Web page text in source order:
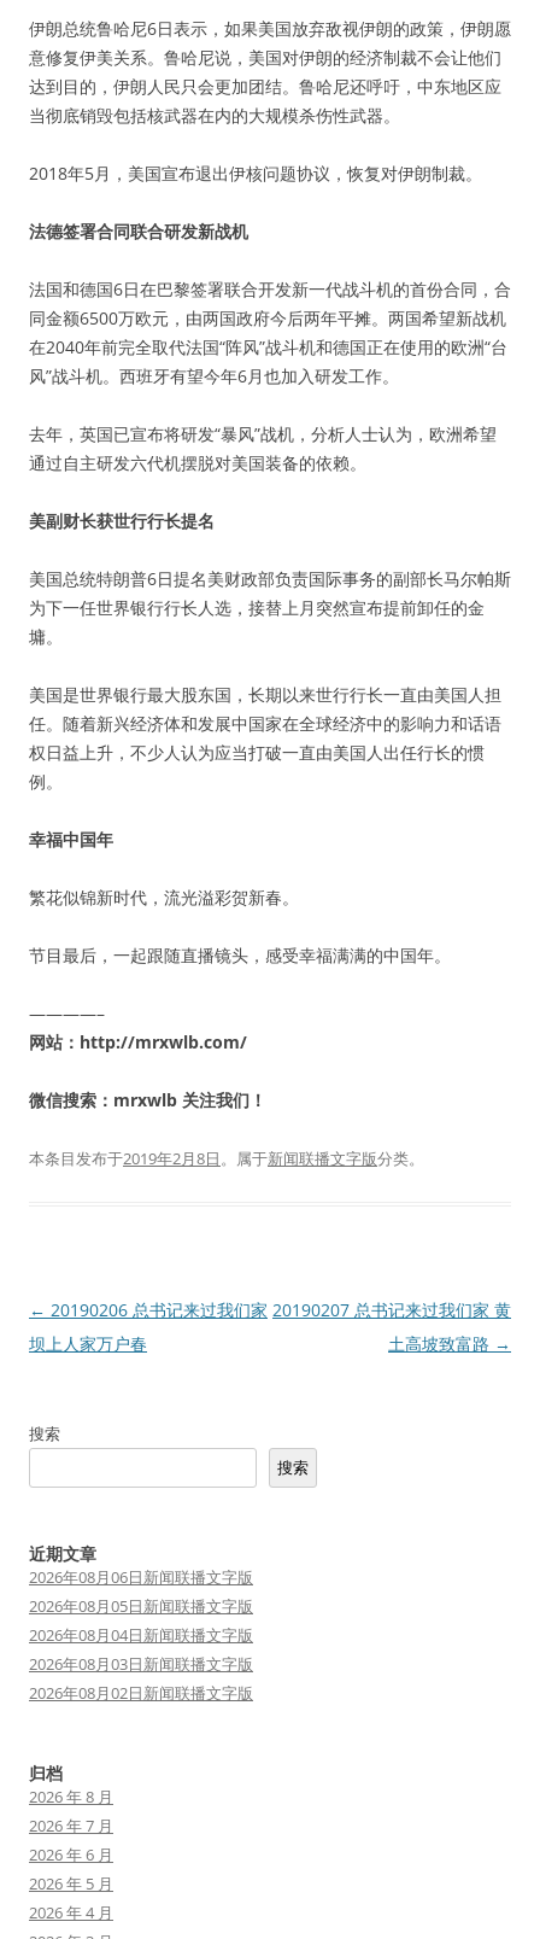
伊朗总统鲁哈尼6日表示，如果美国放弃敌视伊朗的政策，伊朗愿
意修复伊美关系。鲁哈尼说，美国对伊朗的经济制裁不会让他们
达到目的，伊朗人民只会更加团结。鲁哈尼还呼吁，中东地区应
当彻底销毁包括核武器在内的大规模杀伤性武器。
2018年5月，美国宣布退出伊核问题协议，恢复对伊朗制裁。
法德签署合同联合研发新战机
法国和德国6日在巴黎签署联合开发新一代战斗机的首份合同，合
同金额6500万欧元，由两国政府今后两年平摊。两国希望新战机
在2040年前完全取代法国“阵风”战斗机和德国正在使用的欧洲“台
风”战斗机。西班牙有望今年6月也加入研发工作。
去年，英国已宣布将研发“暴风”战机，分析人士认为，欧洲希望
通过自主研发六代机摆脱对美国装备的依赖。
美副财长获世行行长提名
美国总统特朗普6日提名美财政部负责国际事务的副部长马尔帕斯
为下一任世界银行行长人选，接替上月突然宣布提前卸任的金
墉。
美国是世界银行最大股东国，长期以来世行行长一直由美国人担
任。随着新兴经济体和发展中国家在全球经济中的影响力和话语
权日益上升，不少人认为应当打破一直由美国人出任行长的惯
例。
幸福中国年
繁花似锦新时代，流光溢彩贺新春。
节目最后，一起跟随直播镜头，感受幸福满满的中国年。
————–
网站：http://mrxwlb.com/
微信搜索：mrxwlb 关注我们！
本条目发布于2019年2月8日。属于新闻联播文字版分类。
文
章
← 20190206 总书记来过我们家
坝上人家万户春
20190207 总书记来过我们家 黄
土高坡致富路 →
搜索
搜索
近期文章
2026年08月06日新闻联播文字版
2026年08月05日新闻联播文字版
2026年08月04日新闻联播文字版
2026年08月03日新闻联播文字版
2026年08月02日新闻联播文字版
归档
2026 年 8 月
2026 年 7 月
2026 年 6 月
2026 年 5 月
2026 年 4 月